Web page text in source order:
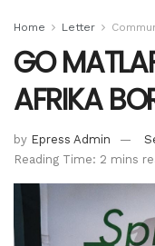
Home Letter
GO
AFRIKA
by Epress Admin
Reading Time: 2 mins